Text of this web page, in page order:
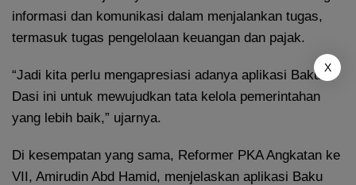
informasi dan komunikasi dalam menjalankan tugas,
termasuk tugas pengelolaan keuangan dan pajak.
“Jadi kita perlu mengapresiasi adanya aplikasi Baku
Dasi ini untuk mewujudkan tata kelola pemerintahan
yang lebih baik,” ujarnya.
Di kesempatan yang sama, Reformer PKA Angkatan ke
VII, Amirudin Abd Hamid, menjelaskan aplikasi Baku
X